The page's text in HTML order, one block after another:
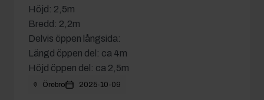
Höjd: 2,5m
Bredd: 2,2m
Delvis öppen långsida:
Längd öppen del: ca 4m
Höjd öppen del: ca 2,5m
Örebro 2025-10-09